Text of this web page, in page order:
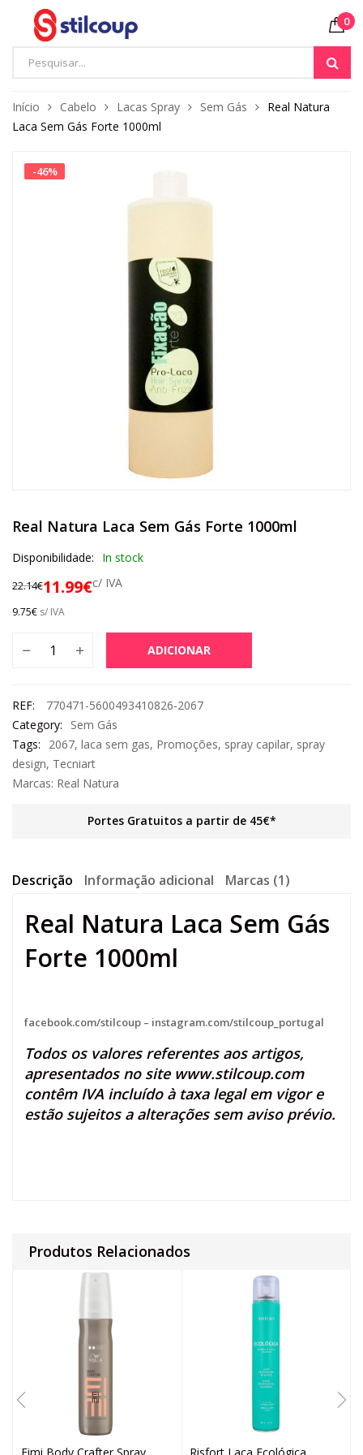
0
Início Cabelo Lacas Spray Sem Gás
Real Natura
Laca Sem Gás Forte 1000ml
-46%
Real Natura Laca Sem Gás Forte 1000ml
Disponibilidade: In stock
22.14€11.99€c/ IVA
9.75€ s/ IVA
ADICIONAR
REF:
770471-5600493410826-2067
Category:
Sem Gás
Tags:
2067, laca sem gas, Promoções, spray capilar, spray
design, Tecniart
Marcas: Real Natura
Portes Gratuitos a partir de 45€*
Descrição Informação adicional Marcas (1)
Real Natura Laca Sem Gás
Forte 1000ml
facebook.com/stilcoup – instagram.com/stilcoup_portugal
Todos os valores referentes aos artigos,
apresentados no site www.stilcoup.com
contêm IVA incluído à taxa legal em vigor e
estão sujeitos a alterações sem aviso prévio.
Produtos Relacionados